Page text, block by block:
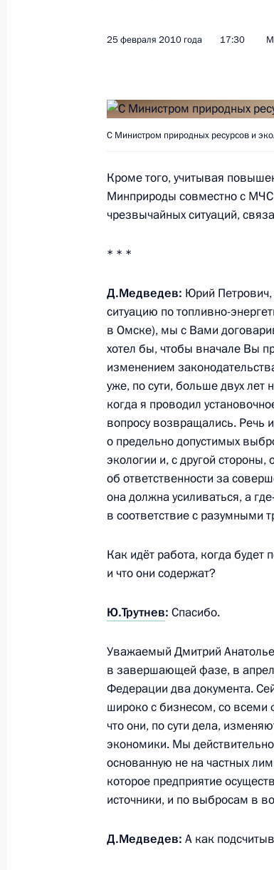
Рабочая встреча с вице-
в ДФО Юрием Трутневым
5 июня 2015 года, 14:30
Рабочая встреча с вице-
в ДФО Юрием Трутневым
19 января 2015 года, 13:15
Совещание по ликвидации
4 сентября 2014 года, 14:00
Заседание Комиссии по
и экологической
4 июня 2014 года, 21:10
Перечень поручений по
7 мая 2014 года, 12:00
Совещание с членами
26 марта 2014 года, 17:00
Совещание с членами
15 января 2014 года, 17:30
Рабочая встреча с Юрием
25 февраля 2010 года 17:30
С Министром природных ресурсов и
Кроме того, учитывая
Минприроды совместно с МЧС
чрезвычайных ситуаций,
* * *
Д.Медведев: Юрий
ситуацию по топливно-
в Омске), мы с Вами
хотел бы, чтобы вначале Вы
изменением
уже, по сути, больше двух
когда я проводил
вопросу возвращались. Речь
о предельно допустимых
экологии и, с другой
об ответственности за
она должна усиливаться, а
в соответствие с разумными
Как идёт работа, когда будет
и что они содержат?
Ю.Трутнев: Спасибо.
Уважаемый Дмитрий
в завершающей фазе, в
Федерации два документа.
широко с бизнесом, со всеми
что они, по сути дела,
экономики. Мы
основанную не на частных
которое предприятие
источники, и по выбросам в
Д.Медведев: А как